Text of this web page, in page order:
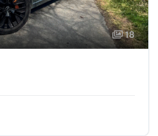
18